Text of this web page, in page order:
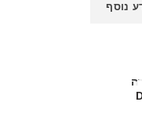
נוסף